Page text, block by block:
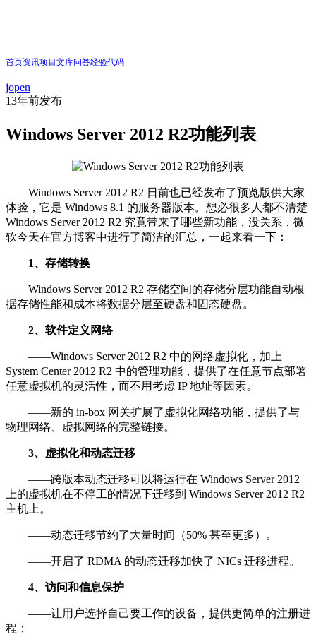
首页资讯项目文库问答经验代码
jopen
13年前发布
Windows Server 2012 R2功能列表
Windows Server 2012 R2 日前也已经发布了预览版供大家
体验，它是 Windows 8.1 的服务器版本。想必很多人都不清楚
Windows Server 2012 R2 究竟带来了哪些新功能，没关系，微
软今天在官方博客中进行了简洁的汇总，一起来看一下：
1、存储转换
Windows Server 2012 R2 存储空间的存储分层功能自动根
据存储性能和成本将数据分层至硬盘和固态硬盘。
2、软件定义网络
——Windows Server 2012 R2 中的网络虚拟化，加上
System Center 2012 R2 中的管理功能，提供了在任意节点部署
任意虚拟机的灵活性，而不用考虑 IP 地址等因素。
——新的 in-box 网关扩展了虚拟化网络功能，提供了与
物理网络、虚拟网络的完整链接。
3、虚拟化和动态迁移
——跨版本动态迁移可以将运行在 Windows Server 2012
上的虚拟机在不停工的情况下迁移到 Windows Server 2012 R2
主机上。
——动态迁移节约了大量时间（50% 甚至更多）。
——开启了 RDMA 的动态迁移加快了 NICs 迁移进程。
4、访问和信息保护
——让用户选择自己要工作的设备，提供更简单的注册进
程；